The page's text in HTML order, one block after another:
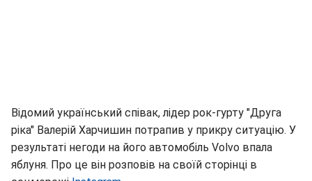
Відомий український співак, лідер рок-гурту "Друга
ріка" Валерій Харчишин потрапив у прикру ситуацію. У
результаті негоди на його автомобіль Volvo впала
яблуня. Про це він розповів на своїй сторінці в